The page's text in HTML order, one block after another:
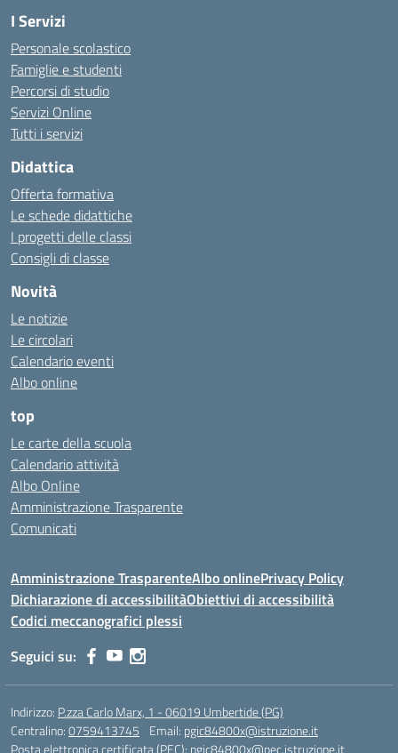
I Servizi
Personale scolastico
Famiglie e studenti
Percorsi di studio
Servizi Online
Tutti i servizi
Didattica
Offerta formativa
Le schede didattiche
I progetti delle classi
Consigli di classe
Novità
Le notizie
Le circolari
Calendario eventi
Albo online
top
Le carte della scuola
Calendario attività
Albo Online
Amministrazione Trasparente
Comunicati
Amministrazione TrasparenteAlbo onlinePrivacy Policy
Dichiarazione di accessibilitàObiettivi di accessibilità
Codici meccanografici plessi
Seguici su:
Indirizzo: P.zza Carlo Marx, 1 - 06019 Umbertide (PG)
Centralino:0759413745 Email: pgic84800x@istruzione.it
Posta elettronica certificata (PEC): pgic84800x@pec.istruzione.it